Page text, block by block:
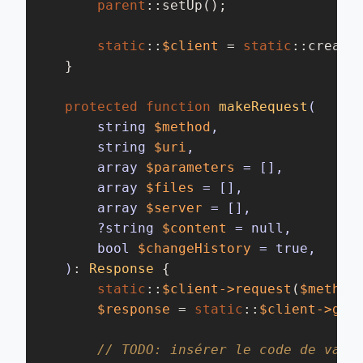
parent ::setUp();
static :: $client = static
    }
protected function makeRequest (
        string
$method ,
        string
$uri ,
        array
$parameters
= [],
        array
$files
= [],
        array
$server = [],
        ?string
$content
= null,
        bool
$changeHistory = true,
    )
: Response
{
static :: $client ->request ( $method
$response = static :: $client -
// TODO: insérer le code de